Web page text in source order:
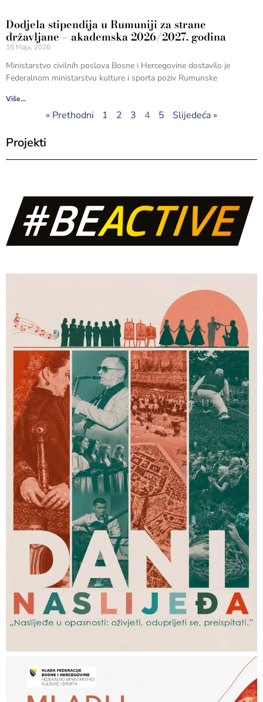
Dodjela stipendija u Rumuniji za strane
državljane – akademska 2026/2027. godina
18 Maja, 2026
Ministarstvo civilnih poslova Bosne i Hercegovine dostavilo je
Federalnom ministarstvu kulture i sporta poziv Rumunske
Više...
« Prethodni 1 2 3 4 5 Slijedeća »
Projekti